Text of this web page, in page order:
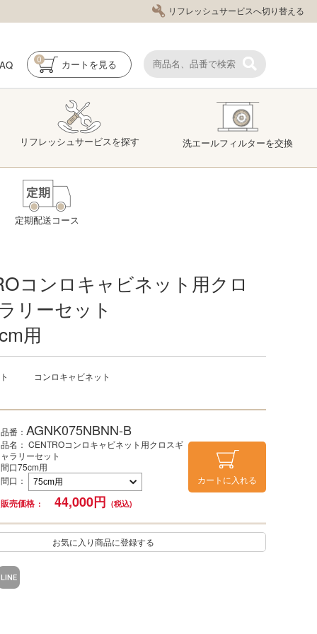
リフレッシュサービスへ切り替える
カート を見る
0
リフレッシュサービスを探す 洗エールフィルターを交換
定期配送コース
コンロキャビネット用クロ
リーセット
用
コンロキャビネット
品番： AGNK075NBNN-B
品名： CENTROコンロキャビネット用クロスギ
ャラリーセット
間口75cm用
間口 ：
販売価格
44,000円
カートに入れる
お気に入り商品に登録する
LINE